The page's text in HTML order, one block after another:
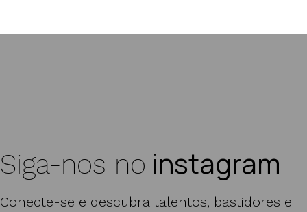
Siga-nos no instagram
Conecte-se e descubra talentos, bastidores e